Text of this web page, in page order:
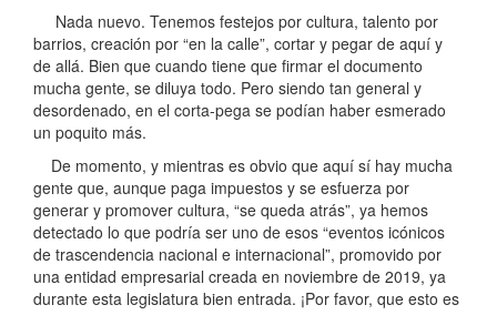
Nada nuevo. Tenemos festejos por cultura, talento por
barrios, creación por “en la calle”, cortar y pegar de aquí y
de allá. Bien que cuando tiene que firmar el documento
mucha gente, se diluya todo. Pero siendo tan general y
desordenado, en el corta-pega se podían haber esmerado
un poquito más.
De momento, y mientras es obvio que aquí sí hay mucha
gente que, aunque paga impuestos y se esfuerza por
generar y promover cultura, “se queda atrás”, ya hemos
detectado lo que podría ser uno de esos “eventos icónicos
de trascendencia nacional e internacional”, promovido por
una entidad empresarial creada en noviembre de 2019, ya
durante esta legislatura bien entrada. ¡Por favor, que esto es